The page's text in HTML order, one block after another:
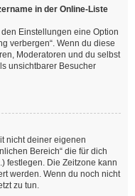
in der Online-Liste
Einstellungen eine Option
verbergen“. Wenn du diese
Moderatoren und du selbst
unsichtbarer Besucher
nicht deiner eigenen
Bereich“ die für dich
festlegen. Die Zeitzone kann
werden. Wenn du noch nicht
zu tun.